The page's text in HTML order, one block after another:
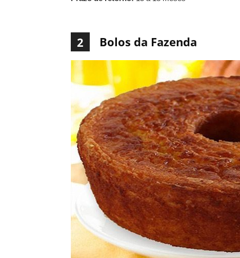
2 Bolos da Fazenda